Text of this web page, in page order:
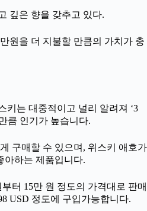
깊은 향을 갖추고 있다.
원을 더 지불할 만큼의 가치가 충
키는 대중적이고 널리 알려져 ‘3
큼 인기가 높습니다.
구매할 수 있으며, 위스키 애호가
아하는 제품입니다.
터 15만 원 정도의 가격대로 판매
USD 정도에 구입가능합니다.